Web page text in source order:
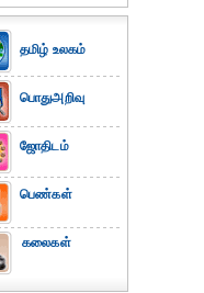
தமிழ் உலகம்
பொதுஅறிவு
ஜோதிடம்
பெண்கள்
கலைகள்